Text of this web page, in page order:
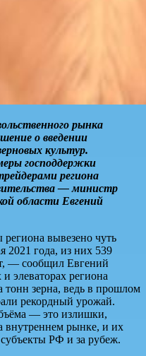
рынка
о введении
культур.
господдержки
региона
— министр
области Евгений
вывезено чуть
2021 года, из них 539
— сообщил Евгений
элеваторах региона
тонн зерна, ведь в прошлом
рекордный урожай.
— это излишки,
внутреннем рынке, и их
РФ и за рубеж.